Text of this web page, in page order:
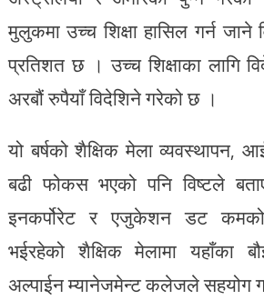
मुलुकमा उच्च शिक्षा हासिल गर्न जाने
प्रतिशत छ । उच्च शिक्षाका लागि
अरबौं रुपैयाँ विदेशिने गरेको छ ।
यो बर्षको शैक्षिक मेला व्यवस्थापन,
बढी फोकस भएको पनि विष्टले
इनकर्पोरेट र एजुकेशन डट
भईरहेको शैक्षिक मेलामा यहाँका
अल्पाईन म्यानेजमेन्ट कलेजले सहयोग